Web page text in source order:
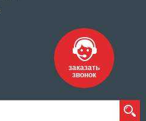
заказать
звонок